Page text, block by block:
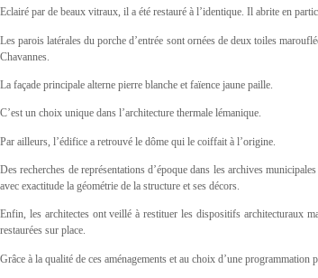
Eclairé par de beaux vitraux, il a été restauré à l’identique. Il abrite en
Les parois latérales du porche d’entrée sont ornées de deux toiles
Chavannes.
La façade principale alterne pierre blanche et faïence jaune paille.
C’est un choix unique dans l’architecture thermale lémanique.
Par ailleurs, l’édifice a retrouvé le dôme qui le coiffait à l’origine.
Des recherches de représentations d’époque dans les archives
avec exactitude la géométrie de la structure et ses décors.
Enfin, les architectes ont veillé à restituer les dispositifs architecturaux
restaurées sur place.
Grâce à la qualité de ces aménagements et au choix d’une